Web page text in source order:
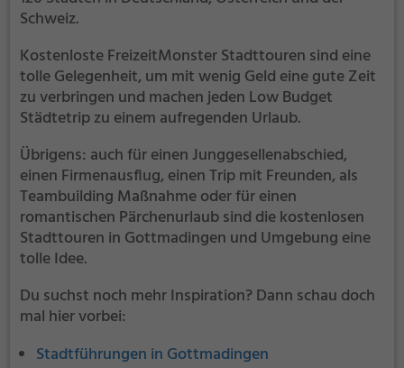
Schweiz.
Kostenloste FreizeitMonster Stadttouren sind eine
tolle Gelegenheit, um mit wenig Geld eine gute Zeit
zu verbringen und machen jeden Low Budget
Städtetrip zu einem aufregenden Urlaub.
Übrigens: auch für einen Junggesellenabschied,
einen Firmenausflug, einen Trip mit Freunden, als
Teambuilding Maßnahme oder für einen
romantischen Pärchenurlaub sind die kostenlosen
Stadttouren in Gottmadingen und Umgebung eine
tolle Idee.
Du suchst noch mehr Inspiration? Dann schau doch
mal hier vorbei:
Stadtführungen in Gottmadingen